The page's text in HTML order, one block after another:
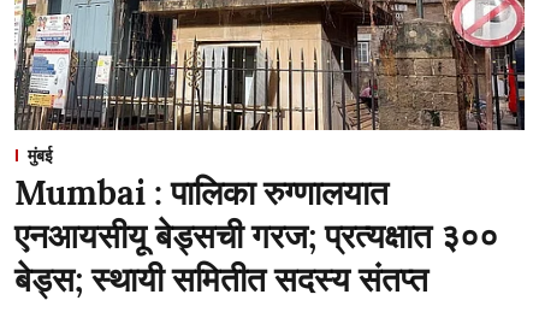
मुंबई
Mumbai : पालिका रुग्णालयात
एनआयसीयू बेड्सची गरज; प्रत्यक्षात ३००
बेड्स; स्थायी समितीत सदस्य संतप्त